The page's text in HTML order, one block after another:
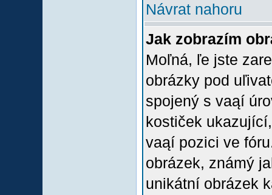
Návrat nahoru
Jak zobrazím
Moľná, ľe jste
obrázky pod
spojený s vaąí
kostiček
vaąí pozici ve
obrázek, známý
unikátní obrázek